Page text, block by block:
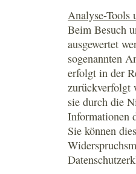
Analyse-Tools
Beim Besuch
ausgewertet
sogenannten
erfolgt in der
zurückverfolgt
sie durch die
Informationen
Sie können